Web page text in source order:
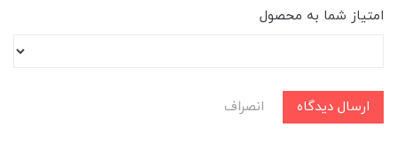
امتیاز شما به محصول
ارسال دیدگاه انصراف